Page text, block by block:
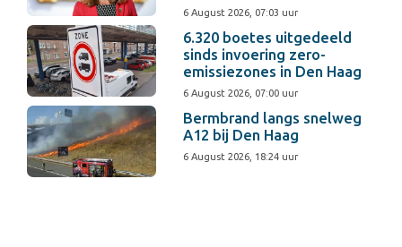
6 August 2026, 07:03 uur
6.320 boetes uitgedeeld
sinds invoering zero-
emissiezones in Den Haag
6 August 2026, 07:00 uur
Bermbrand langs snelweg
A12 bij Den Haag
6 August 2026, 18:24 uur